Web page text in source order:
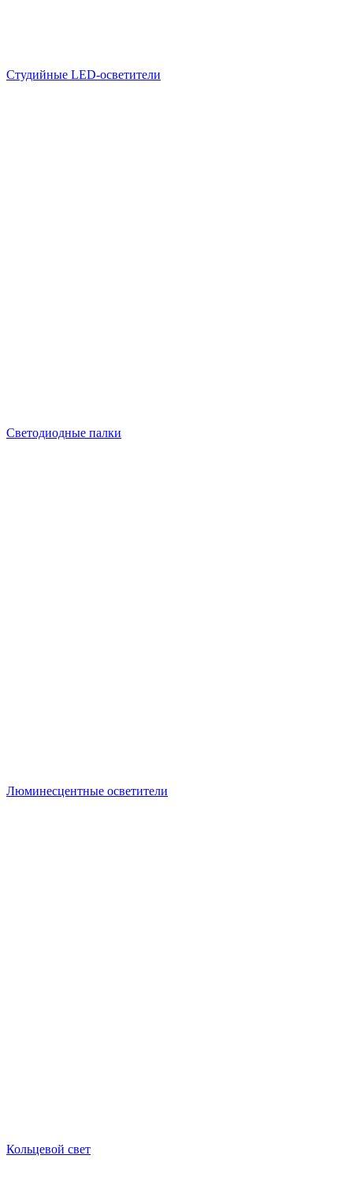
Студийные LED-осветители
Светодиодные палки
Люминесцентные осветители
Кольцевой свет